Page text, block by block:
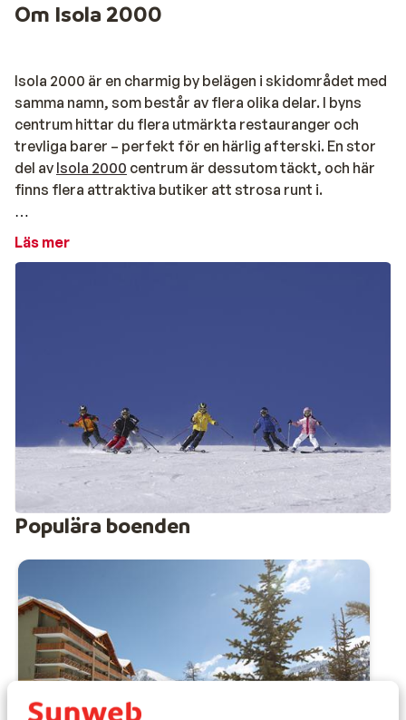
Om Isola 2000
Isola 2000 är en charmig by belägen i skidområdet med
samma namn, som består av flera olika delar. I byns
centrum hittar du flera utmärkta restauranger och
trevliga barer – perfekt för en härlig afterski. En stor
del av Isola 2000 centrum är dessutom täckt, och här
finns flera attraktiva butiker att strosa runt i.
Tack vare Isolas närhet till Franska Rivieran lockas
Läs mer
Populära boenden